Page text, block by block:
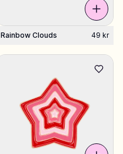
Rainbow Clouds 49 kr